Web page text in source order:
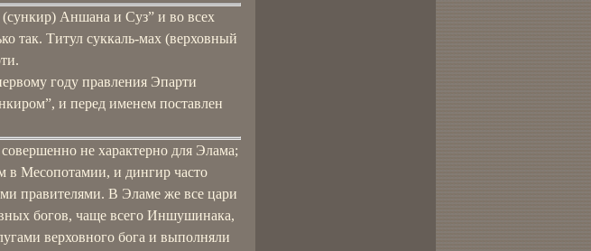
(сункир) Аншана и Суз” и во всех
так. Титул суккаль-мах (верховный
году правления Эпарти
и перед именем поставлен
не характерно для Элама;
в Месопотамии, и дингир часто
правителями. В Эламе же все цари
богов, чаще всего Иншушинака,
верховного бога и выполняли